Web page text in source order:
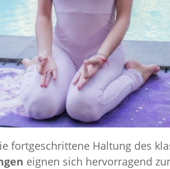
fortgeschrittene Haltung des
eignen sich hervorragend zur